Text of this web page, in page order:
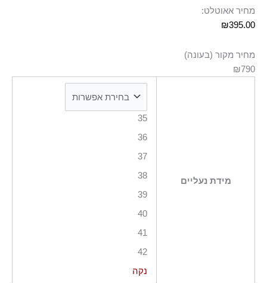
מחיר אאוטלט:
₪395.00
מחיר מקור (בעונה)
₪790
מידת נעליים
35
36
37
38
39
40
41
42
נקה